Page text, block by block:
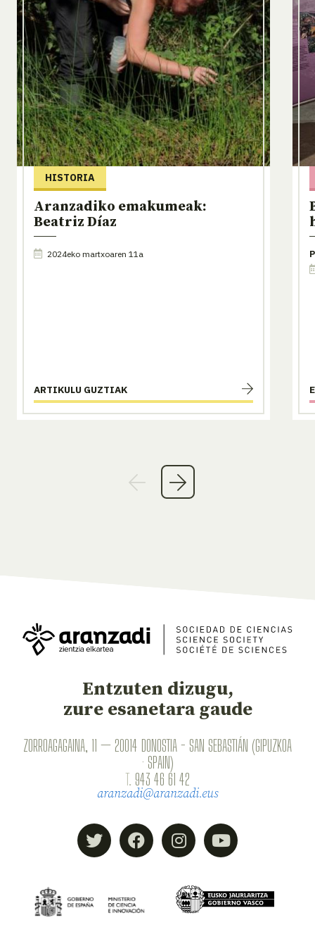
HISTORIA
Aranzadiko emakumeak:
Beatriz Díaz
2024eko martxoaren 11a
ARTIKULU GUZTIAK
Entzuten dizugu,
zure esanetara gaude
ZORROAGAGAINA, 11 — 20014 DONOSTIA - SAN SEBASTIÁN (GIPUZKOA
· SPAIN)
T. 943 46 61 42
aranzadi@aranzadi.eus